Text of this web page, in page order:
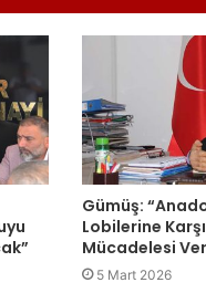
Gümüş:
Lobilerine
Mücadelesi
5 Mart 2026